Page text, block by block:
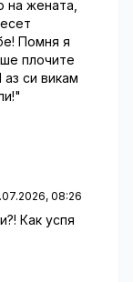
на жената,
Помня я
плочите
си викам
08:26
Как успя